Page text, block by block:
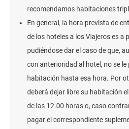
recomendamos habitaciones
En general, la hora prevista de
de los hoteles a los Viajeros es a
pudiéndose dar el caso de que,
con anterioridad al hotel, no se
habitación hasta esa hora. Por
deberá dejar libre su habitación
de las 12.00 horas o, caso
pagar el correspondiente